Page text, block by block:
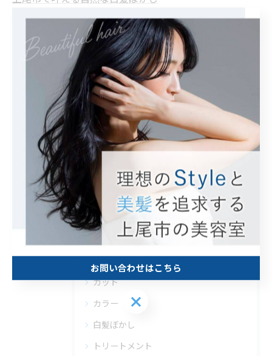
< 前のページ 一覧に戻る
関連タグ
カテゴリー Categories
全てのカテゴリー
カット
カラー
白髪ぼかし
トリートメント
お問い合わせはこちら
お問い合わせはこちら